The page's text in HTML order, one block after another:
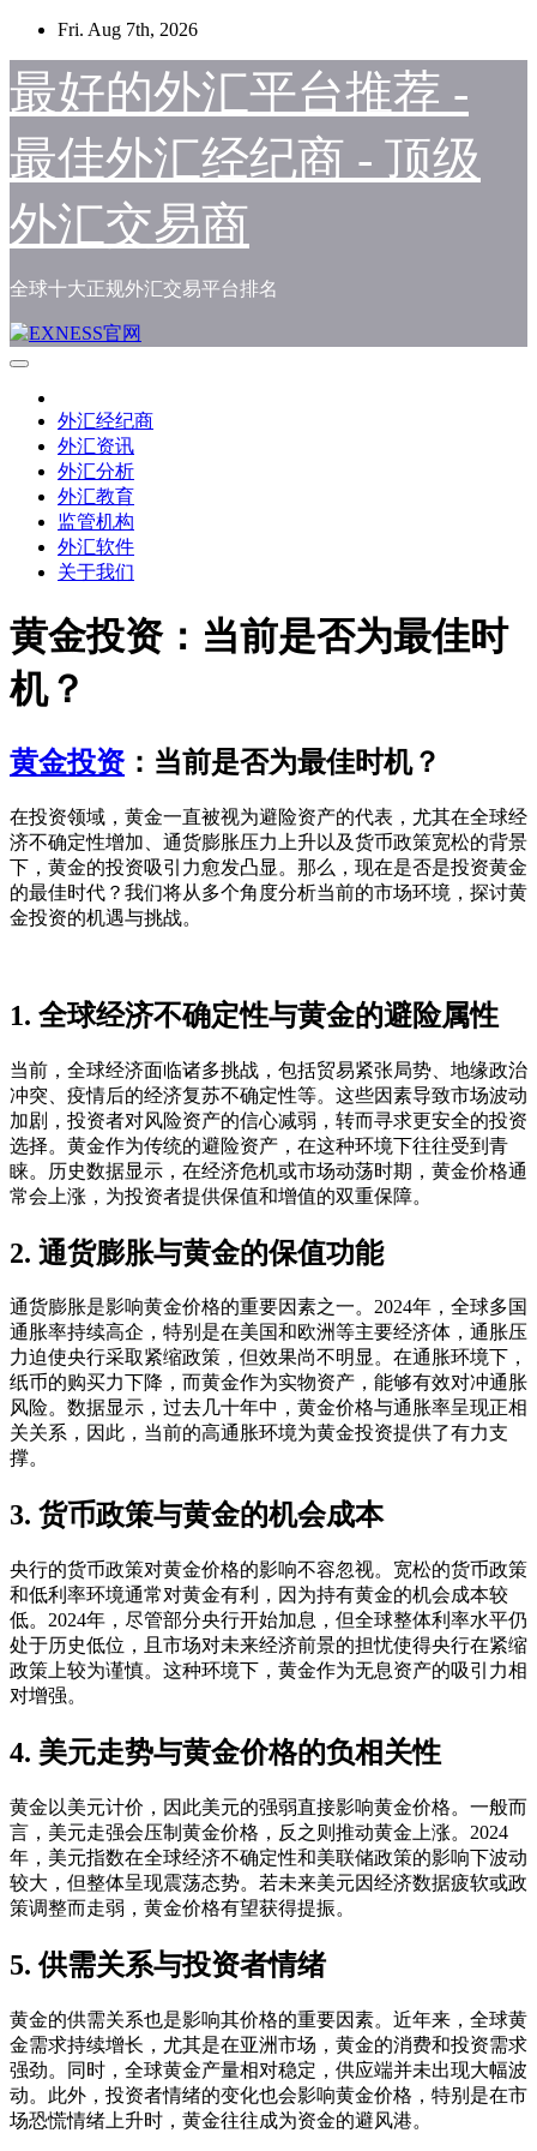
Skip
content
Fri. Aug 7th, 2026
最好的外汇平台推荐 -
最佳外汇经纪商 - 顶级
外汇交易商
全球十大正规外汇交易平台排名
外汇经纪商
外汇资讯
外汇分析
外汇教育
监管机构
外汇软件
关于我们
黄金投资：当前是否为最佳时
机？
黄金投资：当前是否为最佳时机？
在投资领域，黄金一直被视为避险资产的代表，尤其在全球经
济不确定性增加、通货膨胀压力上升以及货币政策宽松的背景
下，黄金的投资吸引力愈发凸显。那么，现在是否是投资黄金
的最佳时代？我们将从多个角度分析当前的市场环境，探讨黄
金投资的机遇与挑战。
1. 全球经济不确定性与黄金的避险属性
当前，全球经济面临诸多挑战，包括贸易紧张局势、地缘政治
冲突、疫情后的经济复苏不确定性等。这些因素导致市场波动
加剧，投资者对风险资产的信心减弱，转而寻求更安全的投资
选择。黄金作为传统的避险资产，在这种环境下往往受到青
睐。历史数据显示，在经济危机或市场动荡时期，黄金价格通
常会上涨，为投资者提供保值和增值的双重保障。
2. 通货膨胀与黄金的保值功能
通货膨胀是影响黄金价格的重要因素之一。2024年，全球多国
通胀率持续高企，特别是在美国和欧洲等主要经济体，通胀压
力迫使央行采取紧缩政策，但效果尚不明显。在通胀环境下，
纸币的购买力下降，而黄金作为实物资产，能够有效对冲通胀
风险。数据显示，过去几十年中，黄金价格与通胀率呈现正相
关关系，因此，当前的高通胀环境为黄金投资提供了有力支
撑。
3. 货币政策与黄金的机会成本
央行的货币政策对黄金价格的影响不容忽视。宽松的货币政策
和低利率环境通常对黄金有利，因为持有黄金的机会成本较
低。2024年，尽管部分央行开始加息，但全球整体利率水平仍
处于历史低位，且市场对未来经济前景的担忧使得央行在紧缩
政策上较为谨慎。这种环境下，黄金作为无息资产的吸引力相
对增强。
4. 美元走势与黄金价格的负相关性
黄金以美元计价，因此美元的强弱直接影响黄金价格。一般而
言，美元走强会压制黄金价格，反之则推动黄金上涨。2024
年，美元指数在全球经济不确定性和美联储政策的影响下波动
较大，但整体呈现震荡态势。若未来美元因经济数据疲软或政
策调整而走弱，黄金价格有望获得提振。
5. 供需关系与投资者情绪
黄金的供需关系也是影响其价格的重要因素。近年来，全球黄
金需求持续增长，尤其是在亚洲市场，黄金的消费和投资需求
强劲。同时，全球黄金产量相对稳定，供应端并未出现大幅波
动。此外，投资者情绪的变化也会影响黄金价格，特别是在市
场恐慌情绪上升时，黄金往往成为资金的避风港。